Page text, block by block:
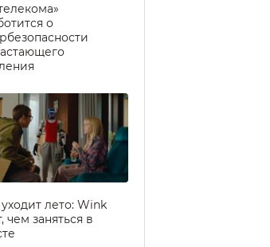
о
лето: Wink
чем заняться в